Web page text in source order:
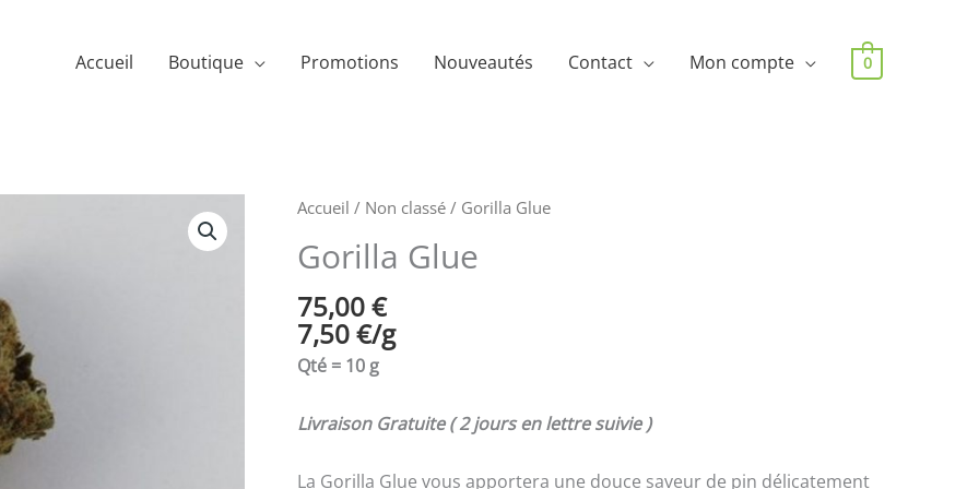
Accueil Boutique Promotions Nouveautés Contact Mon compte 0
Accueil / Non classé / Gorilla Glue
Gorilla Glue
75,00€
7,50€/g
Qté = 10 g
Livraison Gratuite ( 2 jours en lettre suivie )
La Gorilla Glue vous apportera une douce saveur de pin délicatement